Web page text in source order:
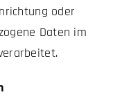
oder
Daten im